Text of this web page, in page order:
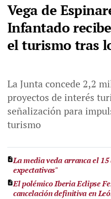
Vega de
Infantado
el turismo tras
La Junta concede 2,2
proyectos de interés
señalización para
turismo
La media veda arranca el 15
expectativas"
El polémico Iberia Eclipse
cancelación definitiva en